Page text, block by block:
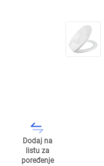
Dodaj na
listu za
poređenje